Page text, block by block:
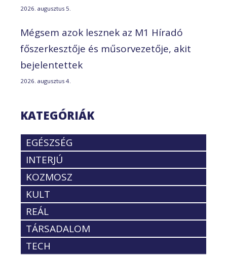
2026. augusztus 5.
Mégsem azok lesznek az M1 Híradó
főszerkesztője és műsorvezetője, akit
bejelentettek
2026. augusztus 4.
KATEGÓRIÁK
EGÉSZSÉG
INTERJÚ
KOZMOSZ
KULT
REÁL
TÁRSADALOM
TECH